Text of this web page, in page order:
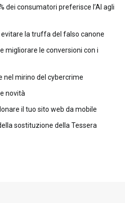
dei consumatori preferisce l’AI agli
evitare la truffa del falso canone
migliorare le conversioni con i
nel mirino del cybercrime
novità
il tuo sito web da mobile
sostituzione della Tessera